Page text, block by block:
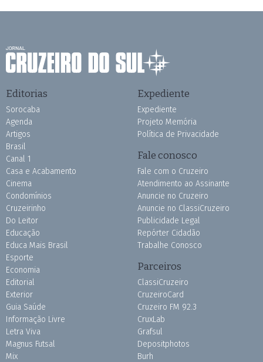
Editorias
Sorocaba
Agenda
Artigos
Brasil
Canal 1
Casa e Acabamento
Cinema
Condomínios
Cruzeirinho
Do Leitor
Educação
Educa Mais Brasil
Esporte
Economia
Editorial
Exterior
Guia Saúde
Informação Livre
Letra Viva
Magnus Futsal
Mix
Expediente
Expediente
Projeto Memória
Política de Privacidade
Fale conosco
Fale com o Cruzeiro
Atendimento ao Assinante
Anuncie no Cruzeiro
Anuncie no ClassiCruzeiro
Publicidade Legal
Repórter Cidadão
Trabalhe Conosco
Parceiros
ClassiCruzeiro
CruzeiroCard
Cruzeiro FM 92.3
CruxLab
Grafsul
Depositphotos
Burh